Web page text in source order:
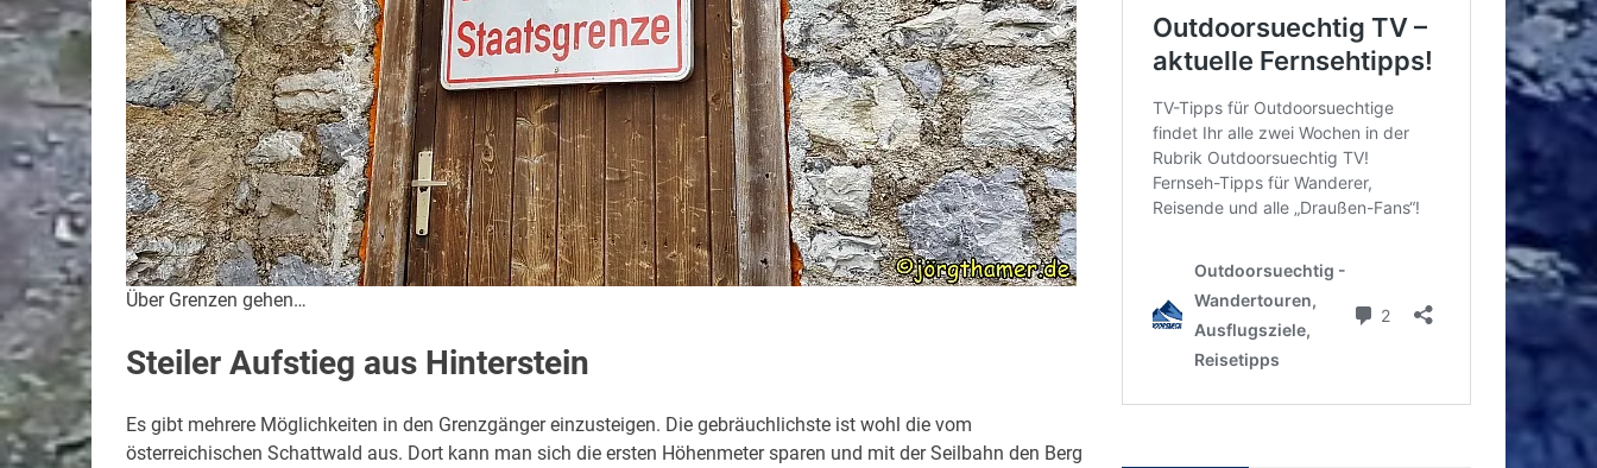
Über Grenzen gehen…
Steiler Aufstieg aus Hinterstein
Es gibt mehrere Möglichkeiten in den Grenzgänger einzusteigen. Die gebräuchlichste ist wohl die vom
österreichischen Schattwald aus. Dort kann man sich die ersten Höhenmeter sparen und mit der Seilbahn den Berg